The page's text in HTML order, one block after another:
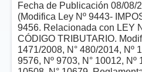
Fecha de Publicación 08/08/
(Modifica Ley Nº 9443-
9456. Relacionada con LEY
CÓDIGO TRIBUTARIO.
1471/2008, N° 480/2014, Nº
9576, Nº 9703, N° 10012, Nº